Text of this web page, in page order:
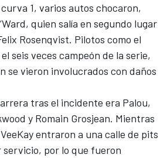
1, varios autos chocaron,
quien salía en segundo lugar
Rosenqvist. Pilotos como el
seis veces campeón de la serie,
se vieron involucrados con daños
tras el incidente era Palou,
y Romain Grosjean. Mientras
entraron a una calle de pits
por lo que fueron